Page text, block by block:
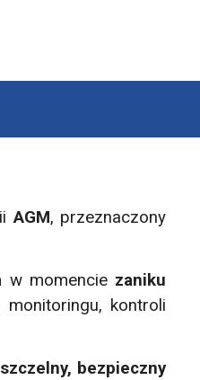
AGM, przeznaczony
w momencie zaniku
kontroli
szczelny, bezpieczny